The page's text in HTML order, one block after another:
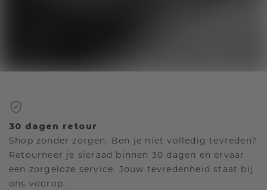
30 dagen retour
Shop zonder zorgen. Ben je niet volledig tevreden?
Retourneer je sieraad binnen 30 dagen en ervaar
een zorgeloze service. Jouw tevredenheid staat bij
ons voorop.